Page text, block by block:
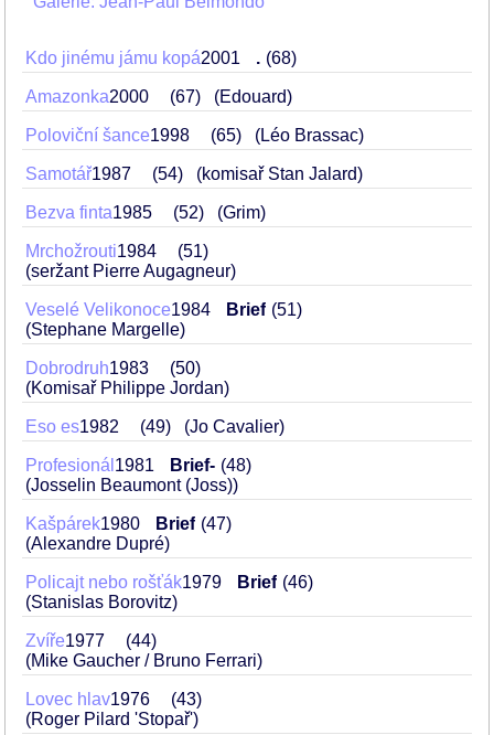
Kdo jinému jámu kopá2001 . 68
Amazonka2000 67 (Edouard)
Poloviční šance1998 65 (Léo Brassac)
Samotář1987 54 (komisař Stan Jalard)
Bezva finta1985 52 (Grim)
Mrchožrouti1984
51
(seržant Pierre Augagneur)
Veselé Velikonoce1984 Brief 51
(Stephane Margelle)
Dobrodruh1983
50
(Komisař Philippe Jordan)
Eso es1982 49 (Jo Cavalier)
Profesionál 1981 Brief- 48
(Josselin Beaumont (Joss))
Kašpárek1980 Brief 47
(Alexandre Dupré)
Policajt nebo rošťák1979 Brief 46
(Stanislas Borovitz)
Zvíře1977
44
(Mike Gaucher / Bruno Ferrari)
Lovec hlav1976
43
(Roger Pilard 'Stopař')